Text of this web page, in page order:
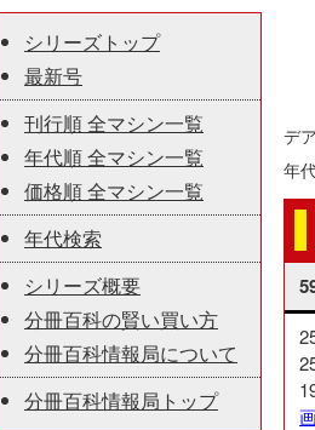
シリーズトップ
最新号
刊行順 全マシン一覧
年代順 全マシン一覧
価格順 全マシン一覧
年代検索
シリーズ概要
分冊百科の賢い買い方
分冊百科情報局について
分冊百科情報局トップ
デ
年